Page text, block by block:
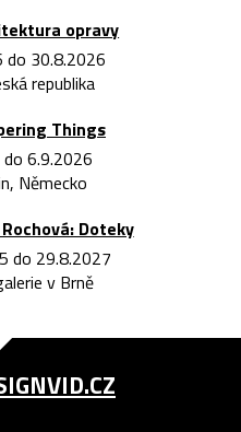
opravy
do 30.8.2026
republika
Things
6.9.2026
Německo
Doteky
do 29.8.2027
v Brně